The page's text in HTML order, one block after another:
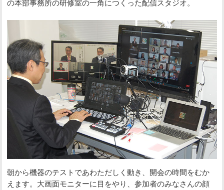
の本部事務所の研修室の一角につくった配信スタジオ。
朝から機器のテストであわただしく動き、開会の時間をむか
えます。大画面モニターに目をやり、参加者のみなさんの顔